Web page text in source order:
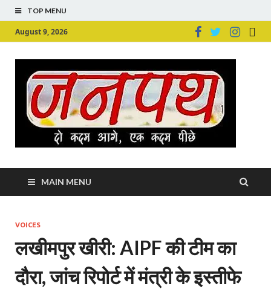
TOP MENU
August 9, 2026
MAIN MENU
VOICES
लखीमपुर खीरी: AIPF की टीम का
दौरा, जांच रिपोर्ट में मंत्री के इस्तीफे